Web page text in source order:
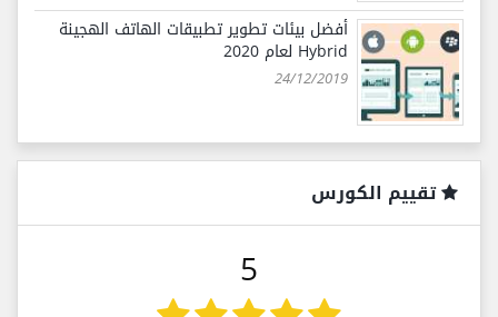
أفضل بيئات تطوير تطبيقات الهاتف الهجينة
Hybrid لعام 2020
24/12/2019
تقييم الكورس
5